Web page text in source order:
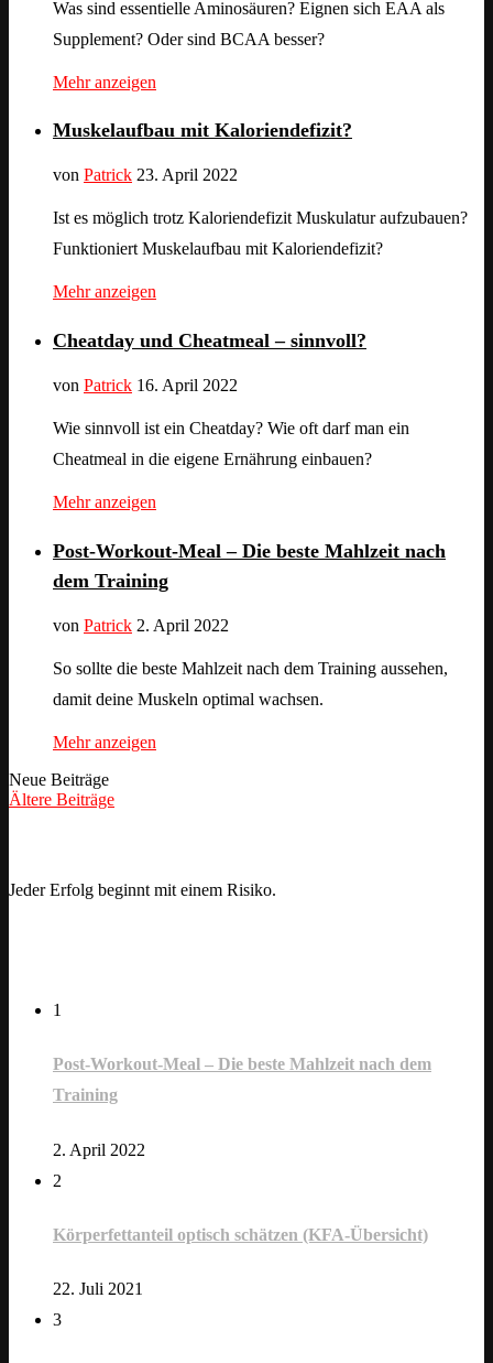
Was sind essentielle Aminosäuren? Eignen sich EAA als
Supplement? Oder sind BCAA besser?
Mehr anzeigen
Muskelaufbau mit Kaloriendefizit?
von Patrick 23. April 2022
Ist es möglich trotz Kaloriendefizit Muskulatur aufzubauen?
Funktioniert Muskelaufbau mit Kaloriendefizit?
Mehr anzeigen
Cheatday und Cheatmeal – sinnvoll?
von Patrick 16. April 2022
Wie sinnvoll ist ein Cheatday? Wie oft darf man ein
Cheatmeal in die eigene Ernährung einbauen?
Mehr anzeigen
Post-Workout-Meal – Die beste Mahlzeit nach
dem Training
von Patrick 2. April 2022
So sollte die beste Mahlzeit nach dem Training aussehen,
damit deine Muskeln optimal wachsen.
Mehr anzeigen
Neue Beiträge
Ältere Beiträge
Jeder Erfolg beginnt mit einem Risiko.
1
Post-Workout-Meal – Die beste Mahlzeit nach dem
Training
2. April 2022
2
Körperfettanteil optisch schätzen (KFA-Übersicht)
22. Juli 2021
3